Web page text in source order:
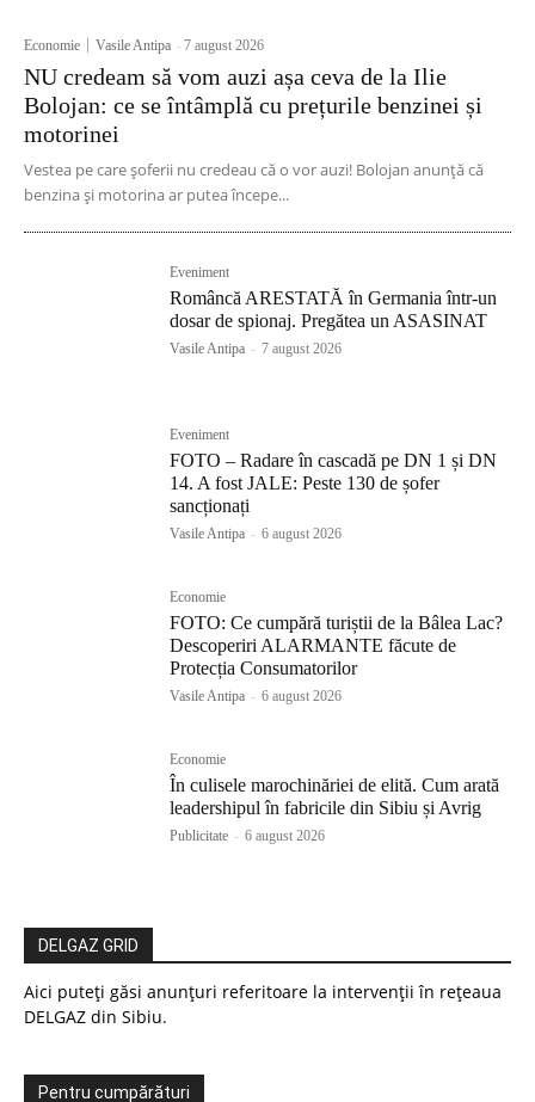
Economie Vasile Antipa -7 august 2026
NU credeam să vom auzi așa ceva de la Ilie
Bolojan: ce se întâmplă cu prețurile benzinei și
motorinei
Vestea pe care șoferii nu credeau că o vor auzi! Bolojan anunță că
benzina și motorina ar putea începe...
Eveniment
Româncă ARESTATĂ în Germania într-un
dosar de spionaj. Pregătea un ASASINAT
Vasile Antipa - 7 august 2026
Eveniment
FOTO – Radare în cascadă pe DN 1 și DN
14. A fost JALE: Peste 130 de șofer
sancționați
Vasile Antipa - 6 august 2026
Economie
FOTO: Ce cumpără turiștii de la Bâlea Lac?
Descoperiri ALARMANTE făcute de
Protecția Consumatorilor
Vasile Antipa - 6 august 2026
Economie
În culisele marochinăriei de elită. Cum arată
leadershipul în fabricile din Sibiu și Avrig
Publicitate - 6 august 2026
DELGAZ GRID
Aici puteți găsi anunțuri referitoare la intervenții în rețeaua
DELGAZ din Sibiu.
Pentru cumpărături